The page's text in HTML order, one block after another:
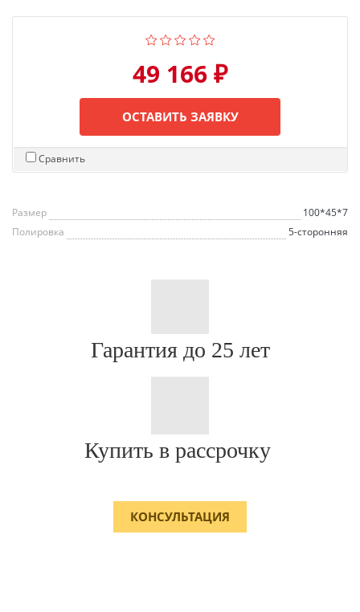
49 166 ₽
ОСТАВИТЬ ЗАЯВКУ
Сравнить
Размер
100*45*7
Полировка
5-сторонняя
Гарантия до 25 лет
Купить в рассрочку
КОНСУЛЬТАЦИЯ